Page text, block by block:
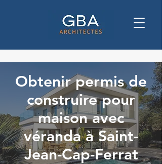
Obtenir permis de
construire pour
maison avec
véranda à Saint-
Jean-Cap-Ferrat